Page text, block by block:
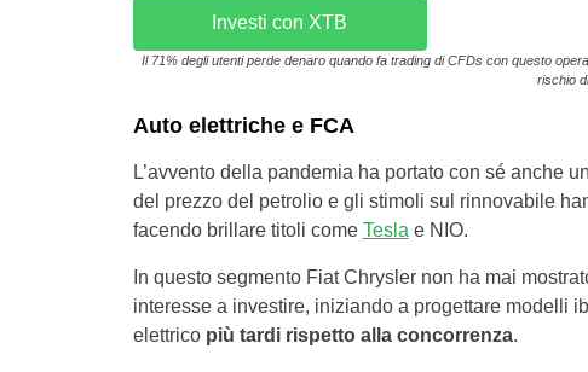
Investi con XTB
Il 71% degli utenti perde denaro quando fa trading di CFDs con questo
rischio
Auto elettriche e FCA
L’avvento della pandemia ha portato con sé anche
del prezzo del petrolio e gli stimoli sul rinnovabile
facendo brillare titoli come Tesla e NIO.
In questo segmento Fiat Chrysler non ha mai
interesse a investire, iniziando a progettare modelli
elettrico più tardi rispetto alla concorrenza.